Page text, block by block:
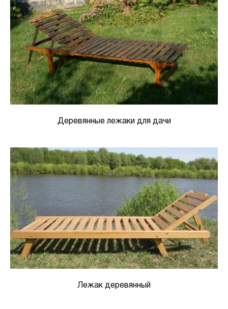
Деревянные лежаки для дачи
Лежак деревянный